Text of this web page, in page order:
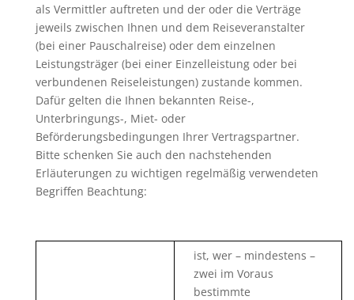
als Vermittler auftreten und der oder die Verträge
jeweils zwischen Ihnen und dem Reiseveranstalter
(bei einer Pauschalreise) oder dem einzelnen
Leistungsträger (bei einer Einzelleistung oder bei
verbundenen Reiseleistungen) zustande kommen.
Dafür gelten die Ihnen bekannten Reise-,
Unterbringungs-, Miet- oder
Beförderungsbedingungen Ihrer Vertragspartner.
Bitte schenken Sie auch den nachstehenden
Erläuterungen zu wichtigen regelmäßig verwendeten
Begriffen Beachtung:
ist, wer – mindestens –
zwei im Voraus
bestimmte